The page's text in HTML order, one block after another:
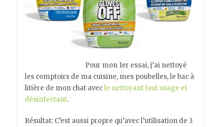
Pour mon 1er essai, j’ai nettoyé
les comptoirs de ma cuisine, mes poubelles, le bac à
litière de mon chat avecle nettoyant tout usage et
désinfectant.
Résultat: C’est aussi propre qu’avec l’utilisation de 3